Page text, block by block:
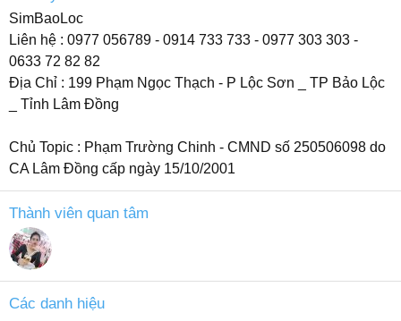
SimBaoLoc
Liên hệ : 0977 056789 - 0914 733 733 - 0977 303 303 -
0633 72 82 82
Địa Chỉ : 199 Phạm Ngọc Thạch - P Lộc Sơn _ TP Bảo Lộc
_ Tỉnh Lâm Đồng
Chủ Topic : Phạm Trường Chinh - CMND số 250506098 do
CA Lâm Đồng cấp ngày 15/10/2001
Thành viên quan tâm
Các danh hiệu